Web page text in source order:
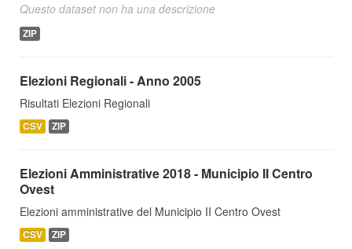
Questo dataset non ha una descrizione
ZIP
Elezioni Regionali - Anno 2005
Risultati Elezioni Regionali
CSV ZIP
Elezioni Amministrative 2018 - Municipio II Centro
Ovest
Elezioni amministrative del Municipio II Centro Ovest
CSV ZIP